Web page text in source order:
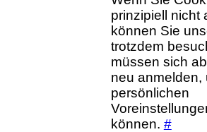
prinzipiell nicht
können Sie
trotzdem
müssen sich
neu anmelden,
persönlichen
können. #